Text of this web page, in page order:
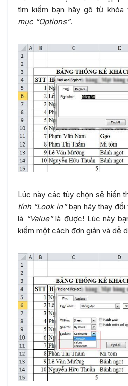
tìm kiếm bạn hãy gõ từ khóa
mục “Options”.
Lúc này các tùy chọn sẽ hiển
tính “Look in”bạn hãy thay đổi
là “Value”là được! Lúc này
kiếm một cách đơn giản và dễ